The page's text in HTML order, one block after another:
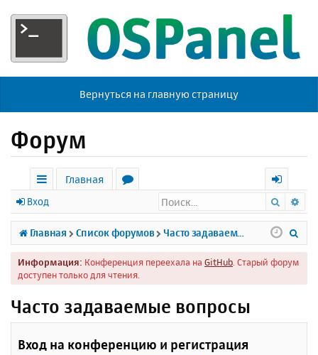
Вернуться на главную страницу
Форум
с
ы
л
к
Главная
р
у
м
х
о
д
Вход Поиск
Главная Список форумов Часто задаваемые вопросы
Информация: Конференция переехала на GitHub . Старый форум
доступен только для чтения.
Часто задаваемые вопросы
Вход на конференцию и регистрация